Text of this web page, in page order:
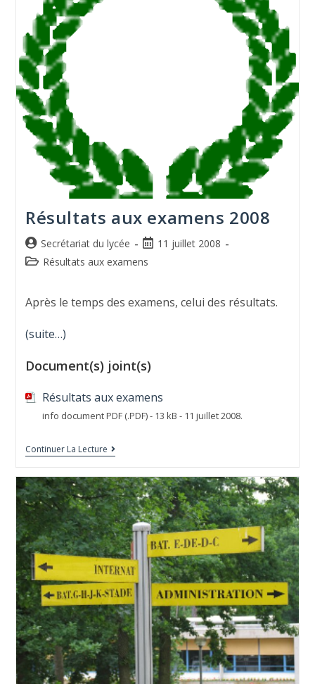
Résultats aux examens 2008
Secrétariat du lycée
11 juillet 2008
Résultats aux examens
Après le temps des examens, celui des résultats.
(suite…)
Document(s) joint(s)
Résultats aux examens
info document PDF (.PDF) - 13 kB - 11 juillet 2008.
Continuer La Lecture